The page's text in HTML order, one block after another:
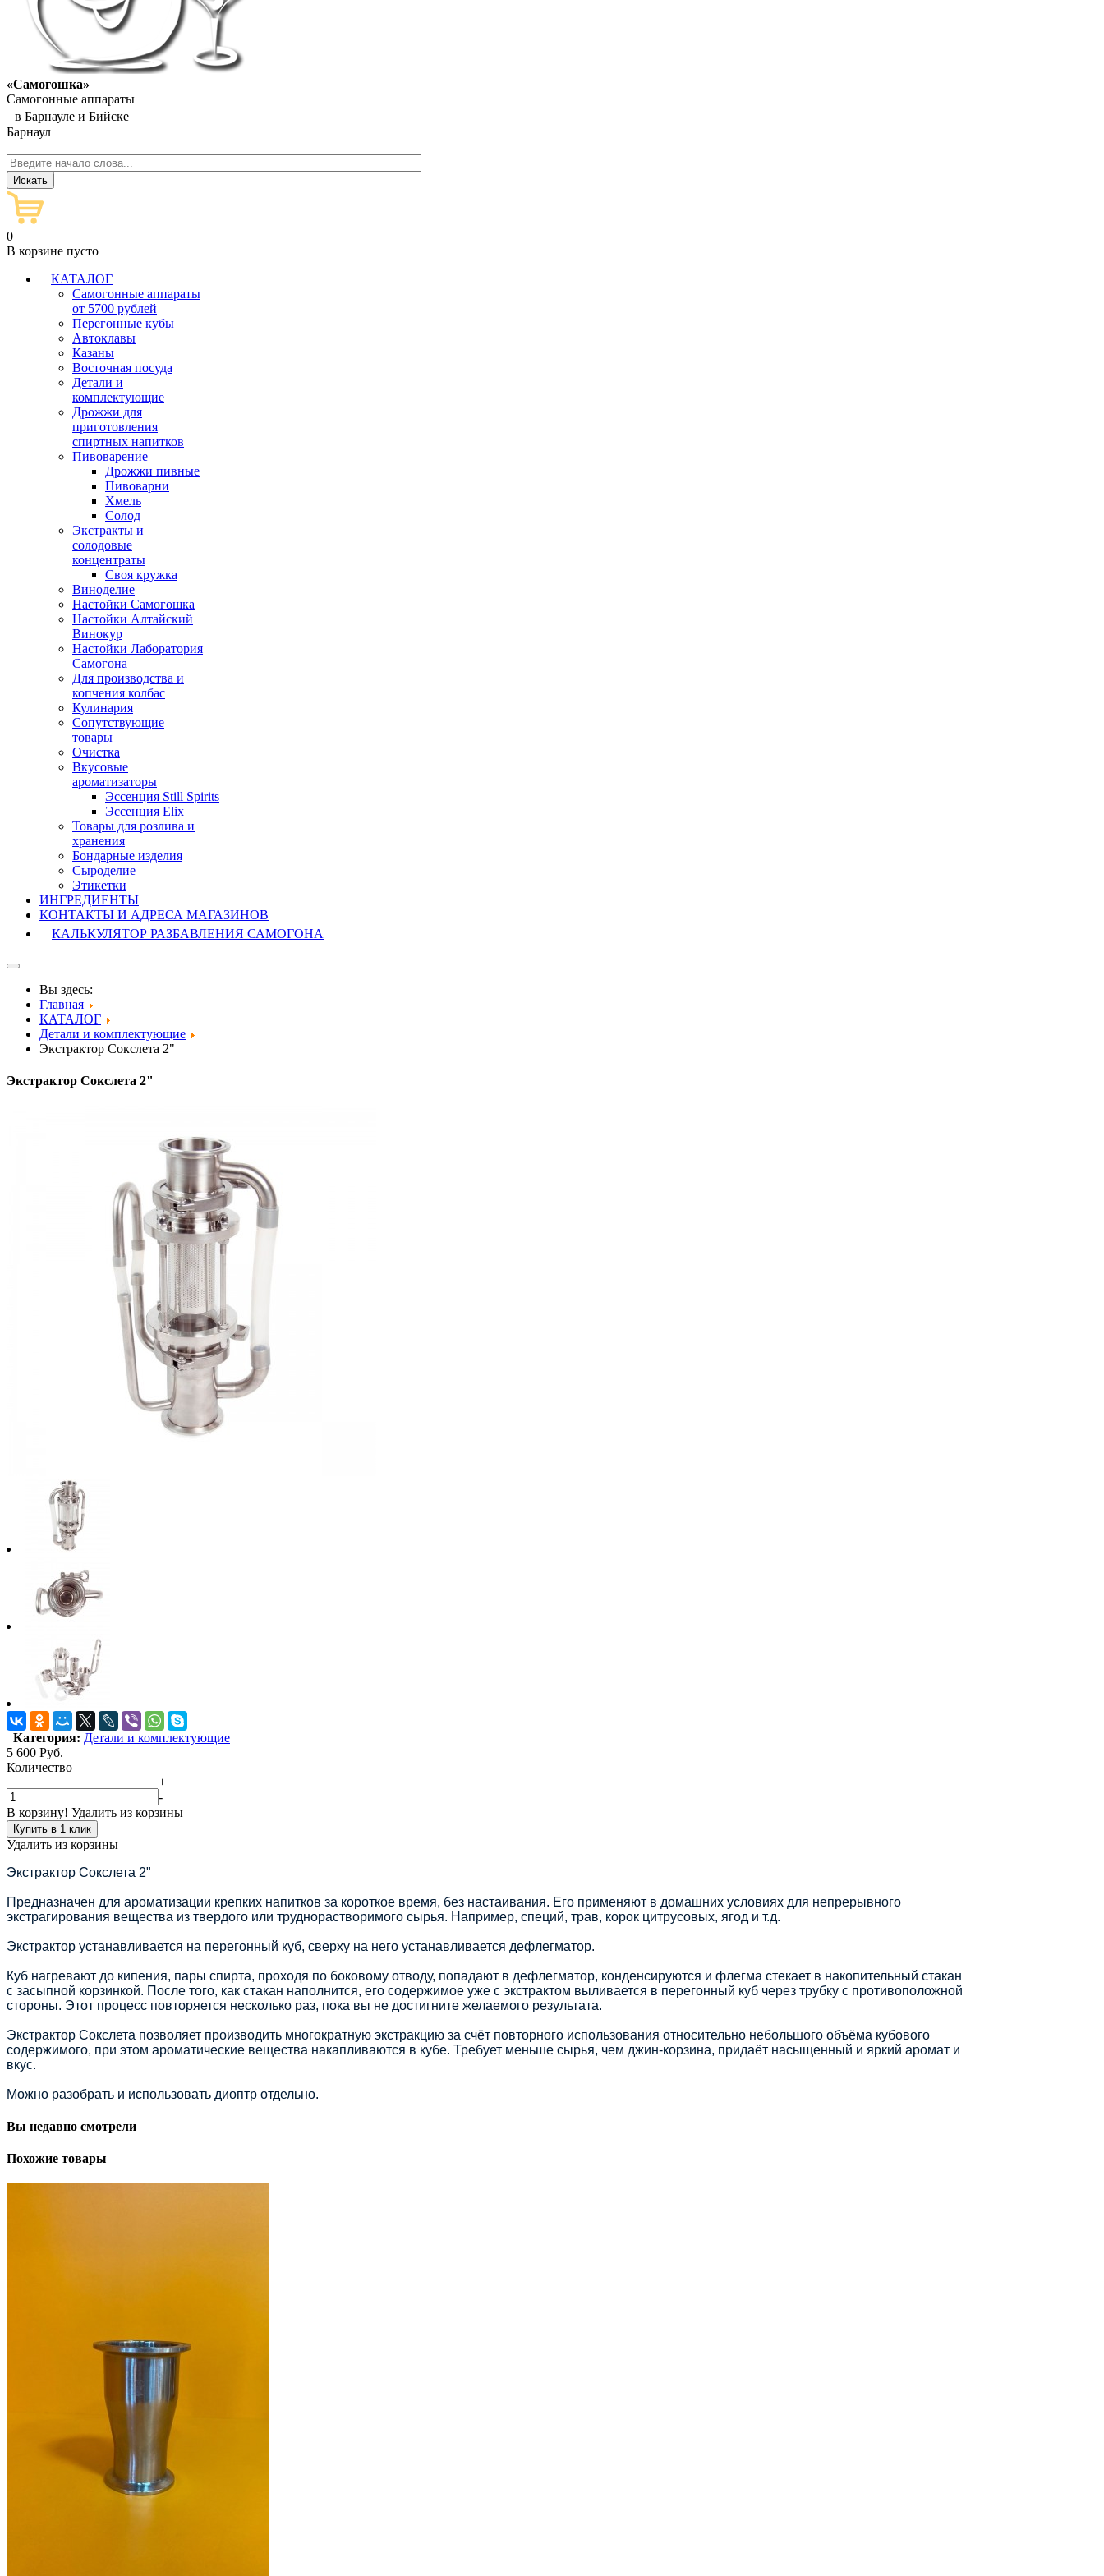
«Самогошка»
Самогонные аппараты
в Барнауле и Бийске
Барнаул
0
В корзине пусто
КАТАЛОГ
Самогонные аппараты
от 5700 рублей
Перегонные кубы
Автоклавы
Казаны
Восточная посуда
Детали и
комплектующие
Дрожжи для
приготовления
спиртных напитков
Пивоварение
Дрожжи пивные
Пивоварни
Хмель
Солод
Экстракты и
солодовые
концентраты
Своя кружка
Виноделие
Настойки Самогошка
Настойки Алтайский
Винокур
Настойки Лаборатория
Самогона
Для производства и
копчения колбас
Кулинария
Сопутствующие
товары
Очистка
Вкусовые
ароматизаторы
Эссенция Still Spirits
Эссенция Elix
Товары для розлива и
хранения
Бондарные изделия
Cыроделие
Этикетки
ИНГРЕДИЕНТЫ
КОНТАКТЫ И АДРЕСА МАГАЗИНОВ
КАЛЬКУЛЯТОР РАЗБАВЛЕНИЯ САМОГОНА
Вы здесь:
Главная
КАТАЛОГ
Детали и комплектующие
Экстрактор Сокслета 2"
Экстрактор Сокслета 2"
Категория: Детали и комплектующие
5 600 Руб.
Количество
+
-
В корзину! Удалить из корзины
Купить в 1 клик
Удалить из корзины
Экстрактор Сокслета 2"
Предназначен для ароматизации крепких напитков за короткое время, без настаивания. Его применяют в домашних условиях для непрерывного
экстрагирования вещества из твердого или труднорастворимого сырья. Например, специй, трав, корок цитрусовых, ягод и т.д.
Экстрактор устанавливается на перегонный куб, сверху на него устанавливается дефлегматор.
Куб нагревают до кипения, пары спирта, проходя по боковому отводу, попадают в дефлегматор, конденсируются и флегма стекает в накопительный стакан
с засыпной корзинкой. После того, как стакан наполнится, его содержимое уже с экстрактом выливается в перегонный куб через трубку с противоположной
стороны. Этот процесс повторяется несколько раз, пока вы не достигните желаемого результата.
Экстрактор Сокслета позволяет производить многократную экстракцию за счёт повторного использования относительно небольшого объёма кубового
содержимого, при этом ароматические вещества накапливаются в кубе. Требует меньше сырья, чем джин-корзина, придаёт насыщенный и яркий аромат и
вкус.
Можно разобрать и использовать диоптр отдельно.
Вы недавно смотрели
Похожие товары